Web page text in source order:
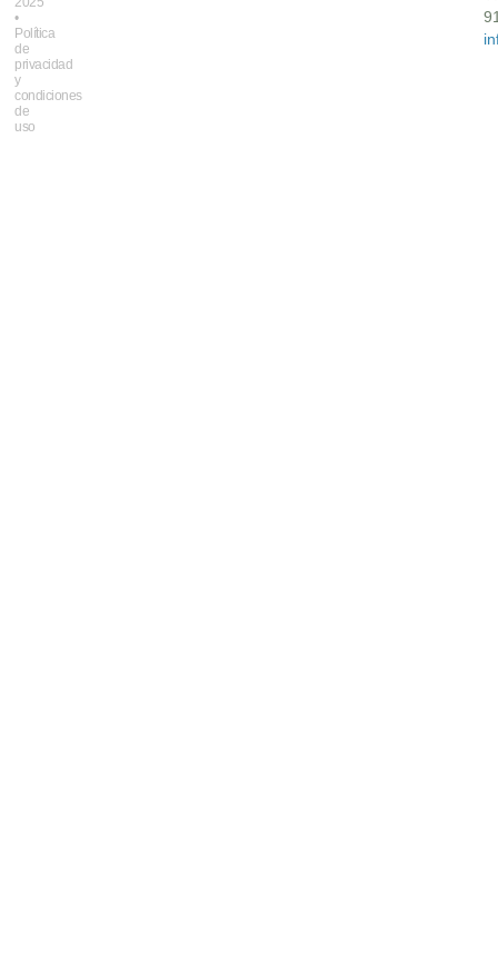
•
Política
de
privacidad
y
condiciones
de
uso